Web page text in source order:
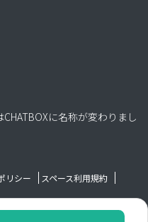
に名称が変わりまし
リシー
スペース利用規約